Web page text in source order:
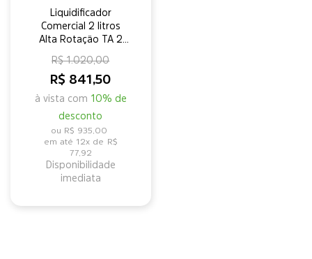
Liquidificador
Comercial 2 litros
Alta Rotação TA 2
R$ 841,50
à vista com 10% de
desconto
R$ 1.020,00
R$ 935,00
12x de R$
77,92
Disponibilidade
imediata